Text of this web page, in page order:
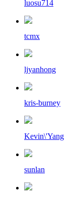
luosu714
tcmx
ljyanhong
kris-burney
Kevin\'Yang
sunlan